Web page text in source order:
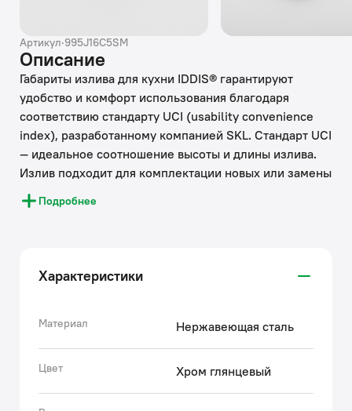
Артикул·995J16C5SM
Описание
Габариты излива для кухни IDDIS® гарантируют
удобство и комфорт использования благодаря
соответствию стандарту UCI (usability convenience
index), разработанному компанией SKL. Стандарт UCI
— идеальное соотношение высоты и длины излива.
Излив подходит для комплектации новых или замены
изношенных элементов смесителей.
• Хромированное покрытие излива IDDIS® устойчиво
выглядеть как новый.
• Модель отличается своей износостойкостью и
водой благодаря прочному корпусу из нержавеющей
IDDIS® ценит время и ресурсы, затрачиваемые на
ремонт, поэтому берет часть забот на себя.
Используя глубокую экспертизу российского и
Подробнее
Характеристики
Материал Нержавеющая сталь
Цвет Хром глянцевый